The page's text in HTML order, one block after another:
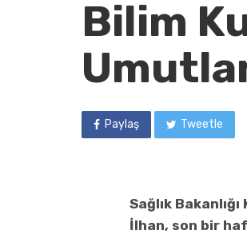
Bilim
Paylaş Tweetle
Sağlık
İlhan, son bir